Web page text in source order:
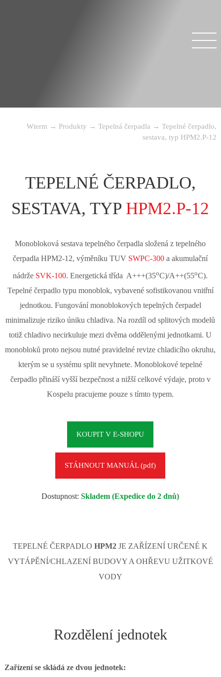
Wterm → Produkty →Tepelná čerpadla →Tepelné čerpadlo,
sestava, typ HPM2.P-12
TEPELNÉ ČERPADLO,
SESTAVA, TYP HPM2.P-12
Monobloková sestava tepelného čerpadla složená z tepelného
čerpadla HPM2-12, výměníku TUV SWPC-300 a akumulační
nádrže SVK-100. Energetická třída A+++(35oC)/A++(55oC).
Tepelné čerpadlo typu monoblok, vybavené sofistikovanou vnitřní
jednotkou. Fungování monoblokových tepelných čerpadel
minimalizuje riziko úniku chladiva. Na rozdíl od splitových modelů
totiž chladivo necirkuluje mezi dvěma oddělenými jednotkami. U
monobloků proto nejsou nutné pravidelné revize chladicího okruhu,
kterým se u systému split nevyhnete. Monoblokové tepelné
čerpadlo přináší vyšší bezpečnost a nižší celkové výdaje, proto v
Kospelu pracujeme pouze s tímto typem.
KOUPIT V E-SHOPU
STÁHNOUT MANUÁL (pdf)
Dostupnost:Skladem (Expedice do 2 dnů)
TEPELNÉ ČERPADLOHPM2 JE ZAŘÍZENÍ URČENÉ K
VYTÁPĚNÍ/CHLAZENÍ BUDOVY A OHŘEVU UŽITKOVÉ
VODY
Rozdělení jednotek
Zařízení se skládá ze dvou jednotek: